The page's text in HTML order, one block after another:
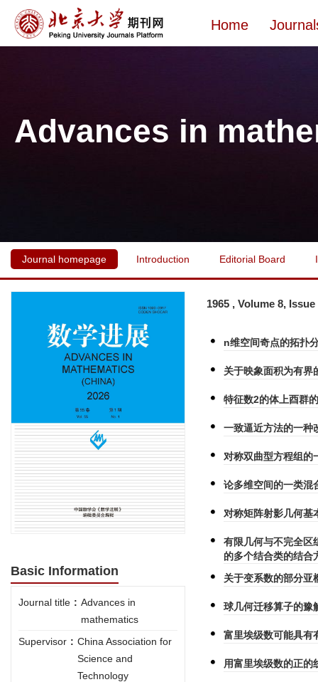
Home
Advances in
Journal homepage Introduction Editorial Board
Basic Information
Journal title : Advances in
mathematics
Supervisor : China Association for
Science and
Technology
1965 , Volume 8,
n维空间奇点的拓扑
关于映象面积为有界
特征数2的体上酉群
一致逼近方法的一种
对称双曲型方程组的
论多维空间的一类混
对称矩阵射影几何基
有限几何与不完全区
的多个结合类的结合
关于变系数的部分亚
球几何迁移算子的豫
富里埃级数可能具有
用富里埃级数的正的